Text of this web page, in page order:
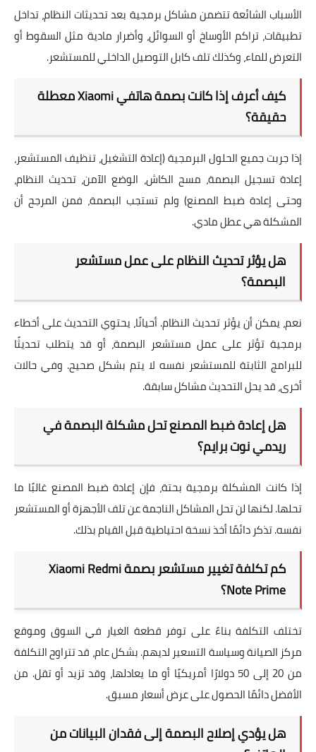
الأسباب الشائعة تتضمن مشاكل برمجية بعد تحديثات النظام، تداخل
تطبيقات، تراكم الأوساخ أو السوائل، وأضرار مادية مثل السقوط أو
التعرض للماء، وكذلك تلف كابل التوصيل الداخلي للمستشعر.
كيف أعرف إذا كانت بصمة هاتفي Xiaomi معطلة
حقيقة؟
إذا جربت جميع الحلول البرمجية (إعادة التشغيل، تنظيف المستشعر،
إعادة تسجيل البصمة، مسح الكاش، الوضع الآمن، تحديث النظام،
وحتى إعادة ضبط المصنع) ولم تستجب البصمة، فمن المرجح أن
المشكلة هي عطل مادي.
هل يؤثر تحديث النظام على عمل مستشعر
البصمة؟
نعم، يمكن أن يؤثر تحديث النظام. أحيانًا، يحتوي التحديث على أخطاء
برمجية تؤثر على عمل مستشعر البصمة، أو قد يتطلب تحديثًا
للبرامج الثابتة للمستشعر نفسه لا يتم بشكل صحيح. وفي حالات
أخرى، قد يحل التحديث مشاكل سابقة.
هل إعادة ضبط المصنع تحل مشكلة البصمة في
ريدمي نوت برايم؟
إذا كانت المشكلة برمجية بحتة، فإن إعادة ضبط المصنع غالبًا ما
تحلها. لكنها لن تحل المشاكل الناجمة عن تلف الأجهزة أو المستشعر
نفسه. تذكر دائمًا أخذ نسخة احتياطية قبل القيام بذلك.
كم تكلفة تغيير مستشعر بصمة Xiaomi Redmi
Note Prime؟
تختلف التكلفة بناءً على توفر قطعة الغيار في السوق وموقع
مركز الصيانة وسياسة التسعير لديهم. بشكل عام، قد تتراوح التكلفة
من 20 إلى 50 دولارًا أمريكيًا أو ما يعادلها، وقد تزيد أو تقل. من
الأفضل دائمًا الحصول على عرض أسعار مسبق.
هل يؤدي إصلاح البصمة إلى فقدان البيانات من